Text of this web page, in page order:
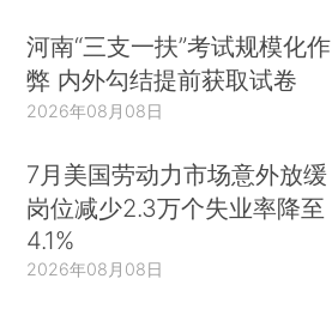
河南“三支一扶”考试规模化作
弊 内外勾结提前获取试卷
2026年08月08日
7月美国劳动力市场意外放缓
岗位减少2.3万个失业率降至
4.1%
2026年08月08日